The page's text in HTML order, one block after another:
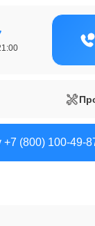
(800) 100-49-